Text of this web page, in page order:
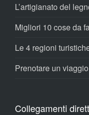
L’artigianato del
Migliori 10 cose da
Le 4 regioni
Prenotare un
Collegamenti